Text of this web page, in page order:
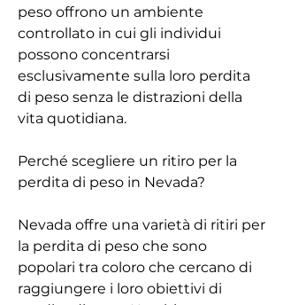
peso offrono un ambiente
controllato in cui gli individui
possono concentrarsi
esclusivamente sulla loro perdita
di peso senza le distrazioni della
vita quotidiana.
Perché scegliere un ritiro per la
perdita di peso in Nevada?
Nevada offre una varietà di ritiri per
la perdita di peso che sono
popolari tra coloro che cercano di
raggiungere i loro obiettivi di